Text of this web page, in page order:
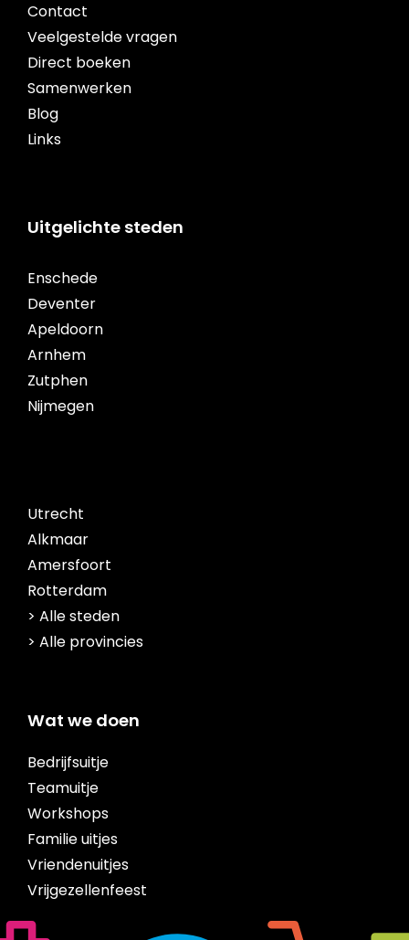
Contact
Veelgestelde vragen
Direct boeken
Samenwerken
Blog
Links
Uitgelichte steden
Enschede
Deventer
Apeldoorn
Arnhem
Zutphen
Nijmegen
Utrecht
Alkmaar
Amersfoort
Rotterdam
> Alle steden
> Alle provincies
Wat we doen
Bedrijfsuitje
Teamuitje
Workshops
Familie uitjes
Vriendenuitjes
Vrijgezellenfeest